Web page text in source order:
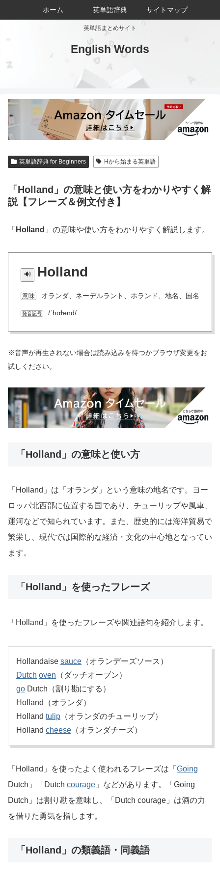
英単語まとめサイト
English Words
ホーム 英単語辞典 サイトマップ
英単語辞典 for Beginners Hから始まる英単語
「Holland」の意味と使い方をわかりやすく解
説【フレーズ＆例文付き】
「 Holland 」の意味や使い方をわかりやすく解説します。
Holland
意味 オランダ、ネーデルラント、ホランド、地名、国名
発音記号 /ˈhɑɫənd/
※音声が再生されない場合は読み込みを待つかブラウザ変更をお
試しください。
「Holland」の意味と使い方
「Holland」は「オランダ」という意味の地名です。ヨー
ロッパ北西部に位置する国であり、チューリップや風車、
運河などで知られています。また、歴史的には海洋貿易で
繁栄し、現代では国際的な経済・文化の中心地となってい
ます。
「Holland」を使ったフレーズ
「Holland」を使ったフレーズや関連語句を紹介します。
Hollandaise sauce （オランデーズソース）
Dutch oven （ダッチオーブン）
go Dutch（割り勘にする）
Holland（オランダ）
Holland tulip （オランダのチューリップ）
Holland cheese （オランダチーズ）
「Holland」を使ったよく使われるフレーズは「 Going
Dutch」「Dutch courage 」などがあります。「Going
Dutch」は割り勘を意味し、「Dutch courage」は酒の力
を借りた勇気を指します。
「Holland」の類義語・同義語